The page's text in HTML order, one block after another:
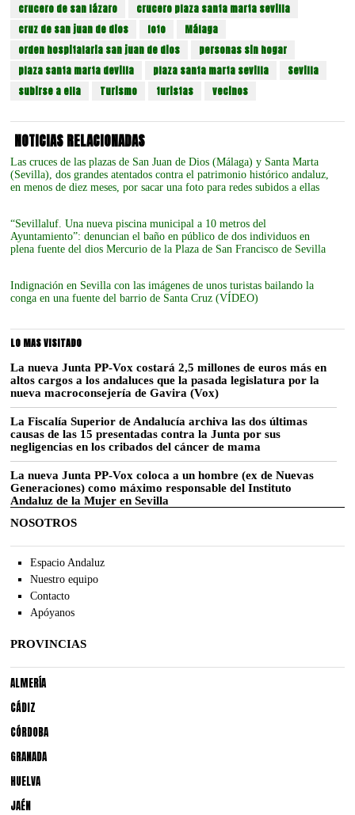
crucero de san lázaro
crucero plaza santa marta sevilla
cruz de san juan de dios
foto
Málaga
orden hospitalaria san juan de dios
personas sin hogar
plaza santa marta devilla
plaza santa marta sevilla
Sevilla
subirse a ella
Turismo turistas vecinos
NOTICIAS RELACIONADAS
Las cruces de las plazas de San Juan de Dios (Málaga) y Santa Marta
(Sevilla), dos grandes atentados contra el patrimonio histórico andaluz,
en menos de diez meses, por sacar una foto para redes subidos a ellas
“Sevillaluf. Una nueva piscina municipal a 10 metros del
Ayuntamiento”: denuncian el baño en público de dos individuos en
plena fuente del dios Mercurio de la Plaza de San Francisco de Sevilla
Indignación en Sevilla con las imágenes de unos turistas bailando la
conga en una fuente del barrio de Santa Cruz (VÍDEO)
LO MAS VISITADO
La nueva Junta PP-Vox costará 2,5 millones de euros más en
altos cargos a los andaluces que la pasada legislatura por la
nueva macroconsejería de Gavira (Vox)
La Fiscalía Superior de Andalucía archiva las dos últimas
causas de las 15 presentadas contra la Junta por sus
negligencias en los cribados del cáncer de mama
La nueva Junta PP-Vox coloca a un hombre (ex de Nuevas
Generaciones) como máximo responsable del Instituto
Andaluz de la Mujer en Sevilla
NOSOTROS
Espacio Andaluz
Nuestro equipo
Contacto
Apóyanos
PROVINCIAS
ALMERÍA
CÁDIZ
CÓRDOBA
GRANADA
HUELVA
JAÉN